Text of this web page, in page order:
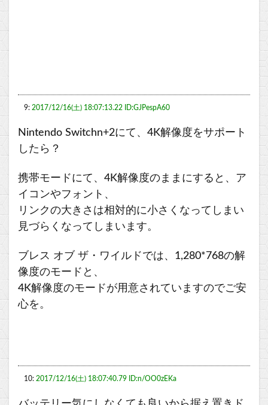
9: 2017/12/16(土) 18:07:13.22 ID:GJPespA60
Nintendo Switchn+2にて、4K解像度をサポート
したら？
携帯モードにて、4K解像度のままにすると、ア
イコンやフォント、
リンクの大きさは相対的に小さくなってしまい
見づらくなってしまいます。
ブレス オブ ザ・ワイルドでは、1,280*768の解
像度のモードと、
4K解像度のモードが用意されていますのでご安
心を。
10: 2017/12/16(土) 18:07:40.79 ID:n/OO0zEKa